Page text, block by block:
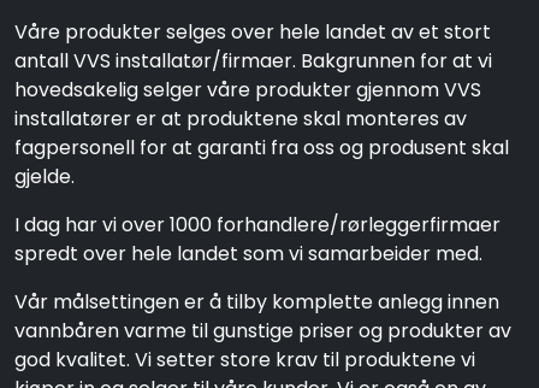
Våre produkter selges over hele landet av et stort
antall VVS installatør/firmaer. Bakgrunnen for at vi
hovedsakelig selger våre produkter gjennom VVS
installatører er at produktene skal monteres av
fagpersonell for at garanti fra oss og produsent skal
gjelde.
I dag har vi over 1000 forhandlere/rørleggerfirmaer
spredt over hele landet som vi samarbeider med.
Vår målsettingen er å tilby komplette anlegg innen
vannbåren varme til gunstige priser og produkter av
god kvalitet. Vi setter store krav til produktene vi